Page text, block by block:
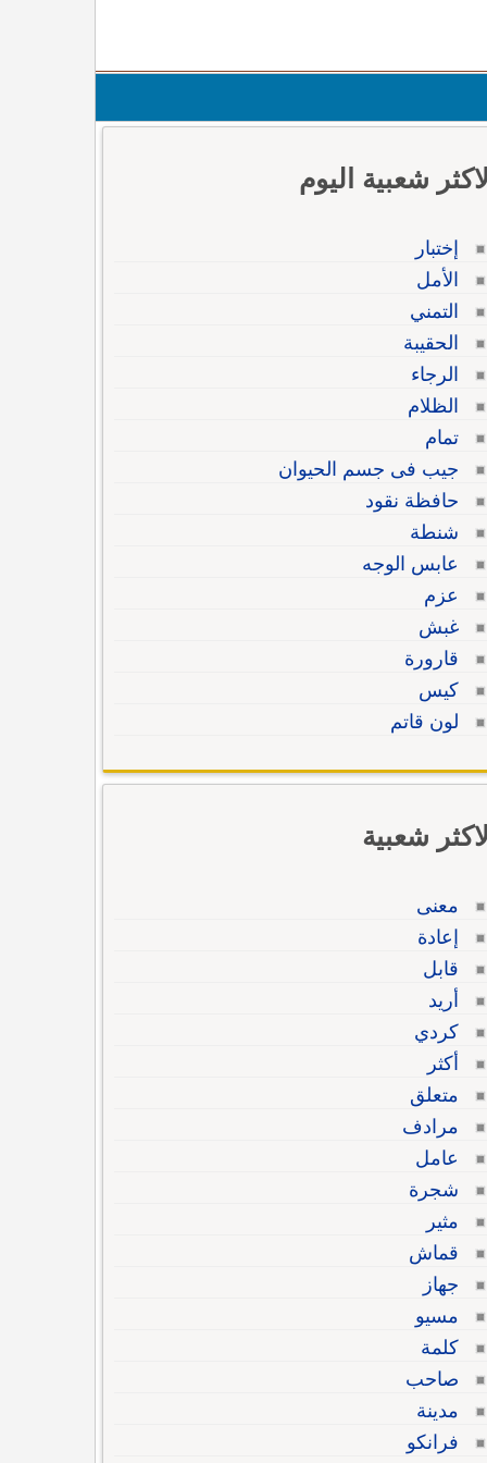
الاكثر شعبية اليوم
إختبار
الأمل
التمني
الحقيبة
الرجاء
الظلام
تمام
جيب فى جسم الحيوان
حافظة نقود
شنطة
عابس الوجه
عزم
غبش
قارورة
كيس
لون قاتم
الاكثر شعبية
معنى
إعادة
قابل
أريد
كردي
أكثر
متعلق
مرادف
عامل
شجرة
مثير
قماش
جهاز
مسيو
كلمة
صاحب
مدينة
فرانكو